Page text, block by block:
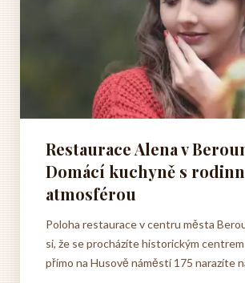
Restaurace Alena v
Domácí kuchyně s
atmosférou
Poloha restaurace v centru města
si, že se procházíte historickým
přímo na Husově náměstí 175 narazíte